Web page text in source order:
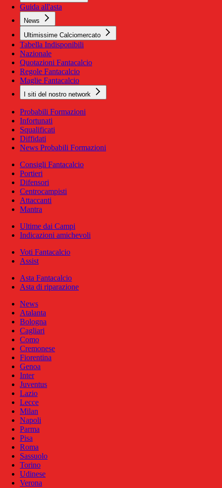
Guida all'asta
News
Ultimissime Calciomercato
Tabella Indisponibili
Nazionale
Quotazioni Fantacalcio
Regole Fantacalcio
Maglie Fantacalcio
I siti del nostro network
Probabili Formazioni
Infortunati
Squalificati
Diffidati
News Probabili Formazioni
Consigli Fantacalcio
Portieri
Difensori
Centrocampisti
Attaccanti
Mantra
Ultime dai Campi
Indicazioni amichevoli
Voti Fantacalcio
Assist
Asta Fantacalcio
Asta di riparazione
News
Atalanta
Bologna
Cagliari
Como
Cremonese
Fiorentina
Genoa
Inter
Juventus
Lazio
Lecce
Milan
Napoli
Parma
Pisa
Roma
Sassuolo
Torino
Udinese
Verona